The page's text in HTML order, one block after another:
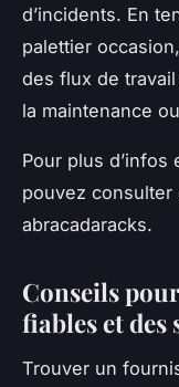
d’incidents. En
palettier
des flux de
la maintenance
Pour plus
pouvez
abracadaracks.
Conseils
fiables et
Trouver un